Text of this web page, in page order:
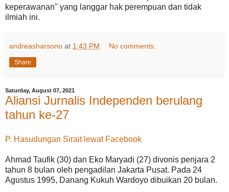
keperawanan" yang langgar hak perempuan dan tidak
ilmiah ini.
andreasharsono at 1:43 PM No comments:
Share
Saturday, August 07, 2021
Aliansi Jurnalis Independen berulang
tahun ke-27
P. Hasudungan Sirait lewat Facebook
Ahmad Taufik (30) dan Eko Maryadi (27) divonis penjara 2
tahun 8 bulan oleh pengadilan Jakarta Pusat. Pada 24
Agustus 1995, Danang Kukuh Wardoyo dibuikan 20 bulan.